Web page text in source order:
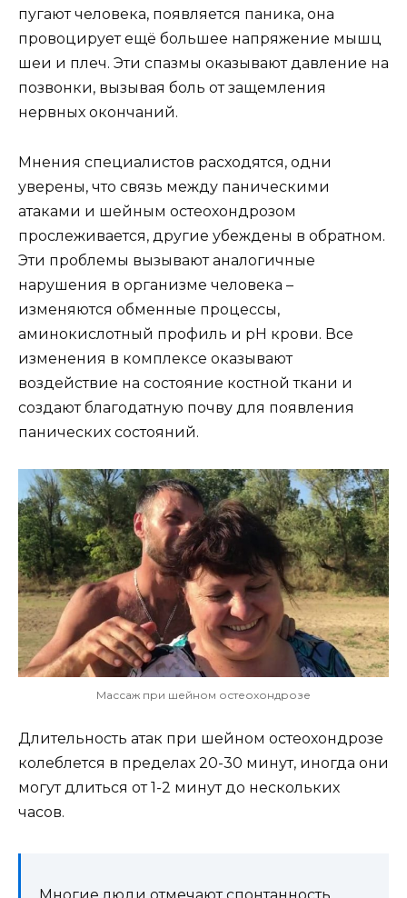
пугают человека, появляется паника, она
провоцирует ещё большее напряжение мышц
шеи и плеч. Эти спазмы оказывают давление на
позвонки, вызывая боль от защемления
нервных окончаний.
Мнения специалистов расходятся, одни
уверены, что связь между паническими
атаками и шейным остеохондрозом
прослеживается, другие убеждены в обратном.
Эти проблемы вызывают аналогичные
нарушения в организме человека –
изменяются обменные процессы,
аминокислотный профиль и рН крови. Все
изменения в комплексе оказывают
воздействие на состояние костной ткани и
создают благодатную почву для появления
панических состояний.
Массаж при шейном остеохондрозе
Длительность атак при шейном остеохондрозе
колеблется в пределах 20-30 минут, иногда они
могут длиться от 1-2 минут до нескольких
часов.